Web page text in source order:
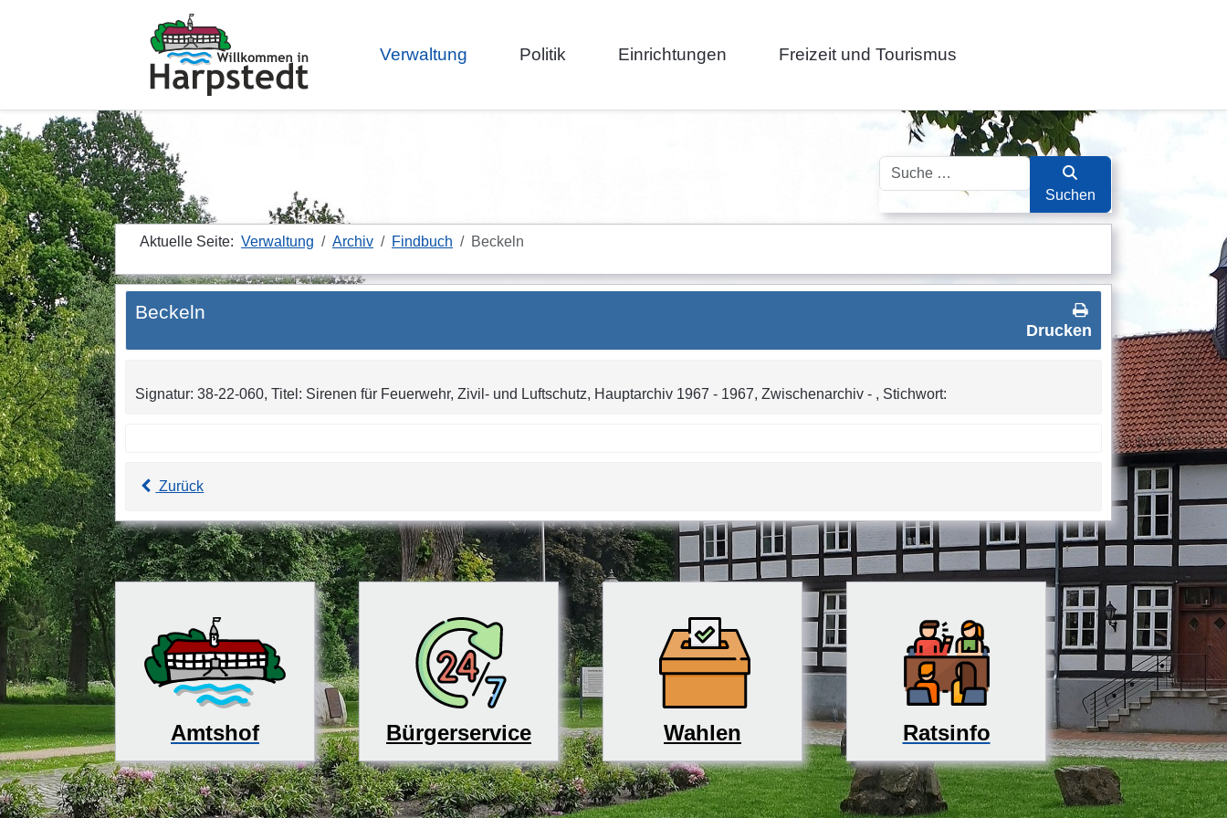
Verwaltung Politik Einrichtungen Freizeit und Tourismus
Suchen
Suchen
Aktuelle Seite: Verwaltung Archiv Findbuch Beckeln
Drucken
Beckeln
Signatur: 38-22-060, Titel: Sirenen für Feuerwehr, Zivil- und Luftschutz, Hauptarchiv 1967 - 1967, Zwischenarchiv - , Stichwort:
Zurück
Amtshof Bürgerservice Wahlen Ratsinfo